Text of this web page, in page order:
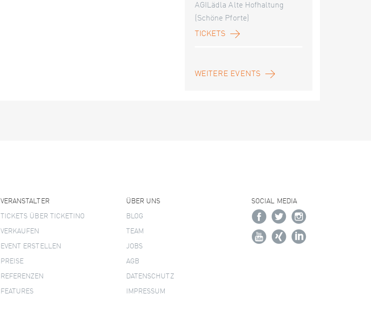
AGILädla Alte Hofhaltung
(Schöne Pforte)
TICKETS
WEITERE EVENTS
VERANSTALTER
TICKETS ÜBER TICKETINO
VERKAUFEN
EVENT ERSTELLEN
PREISE
REFERENZEN
FEATURES
ÜBER UNS
BLOG
TEAM
JOBS
AGB
DATENSCHUTZ
IMPRESSUM
SOCIAL MEDIA